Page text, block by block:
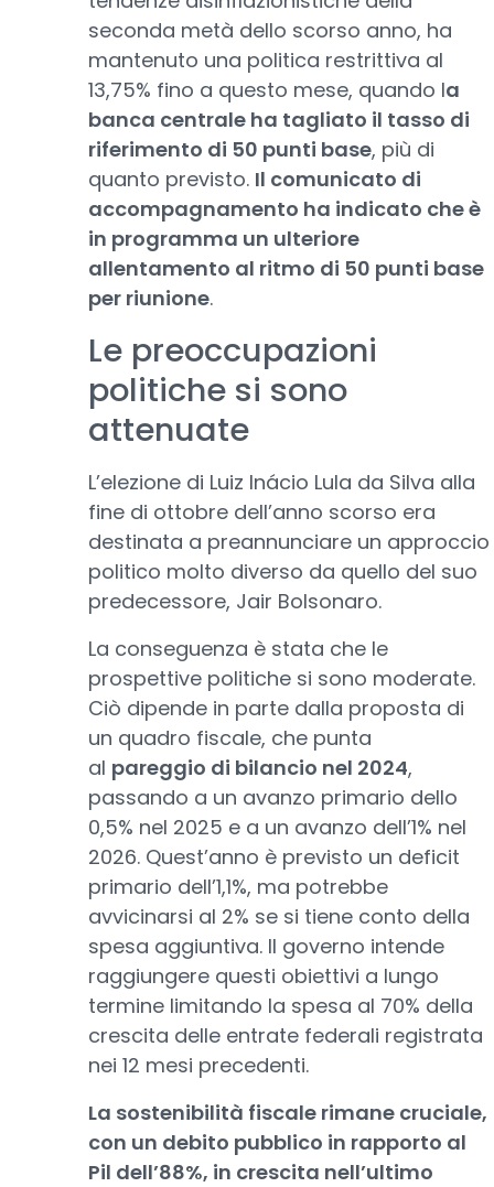
seconda metà dello scorso anno, ha
mantenuto una politica restrittiva al
13,75% fino a questo mese, quando la
banca centrale ha tagliato il tasso di
riferimento di 50 punti base, più di
quanto previsto. Il comunicato di
accompagnamento ha indicato che è
in programma un ulteriore
allentamento al ritmo di 50 punti base
per riunione.
Le preoccupazioni
politiche si sono
attenuate
L’elezione di Luiz Inácio Lula da Silva alla
fine di ottobre dell’anno scorso era
destinata a preannunciare un approccio
politico molto diverso da quello del suo
predecessore, Jair Bolsonaro.
La conseguenza è stata che le
prospettive politiche si sono moderate.
Ciò dipende in parte dalla proposta di
un quadro fiscale, che punta
al pareggio di bilancio nel 2024,
passando a un avanzo primario dello
0,5% nel 2025 e a un avanzo dell’1% nel
2026. Quest’anno è previsto un deficit
primario dell’1,1%, ma potrebbe
avvicinarsi al 2% se si tiene conto della
spesa aggiuntiva. Il governo intende
raggiungere questi obiettivi a lungo
termine limitando la spesa al 70% della
crescita delle entrate federali registrata
nei 12 mesi precedenti.
La sostenibilità fiscale rimane cruciale,
con un debito pubblico in rapporto al
Pil dell’88%, in crescita nell’ultimo